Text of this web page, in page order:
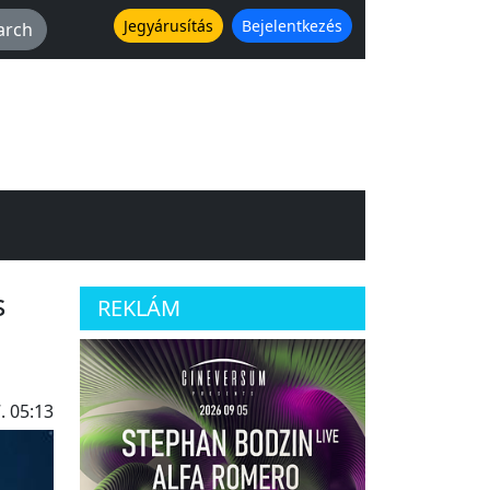
Jegyárusítás Bejelentkezés
05:13
REKLÁM